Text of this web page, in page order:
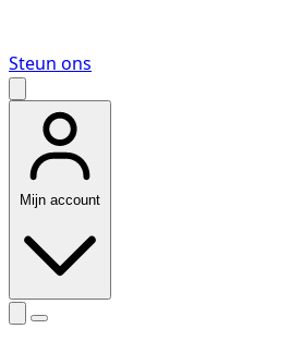
Steun ons
Mijn account